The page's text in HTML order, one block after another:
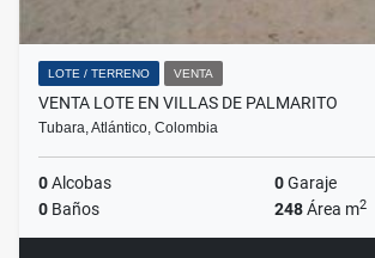
LOTE / TERRENO VENTA
VENTA LOTE EN VILLAS DE PALMARITO
Tubara, Atlántico, Colombia
0Alcobas 0Garaje
0 Baños 248Área m2